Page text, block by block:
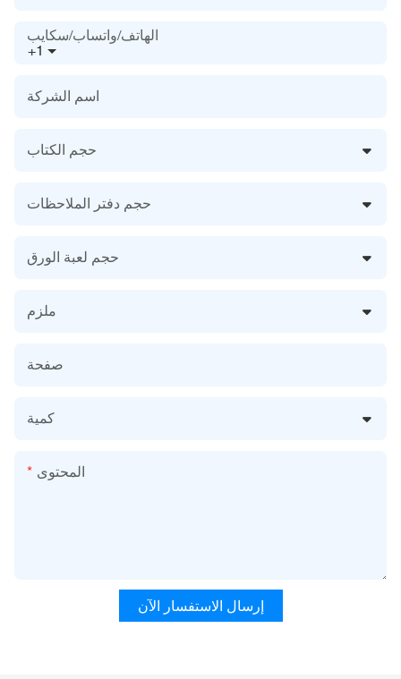
+1
الهاتف/واتساب/سكايب
اسم الشركة
حجم الكتاب
حجم دفتر الملاحظات
حجم لعبة الورق
ملزم
صفحة
كمية
المحتوى
إرسال الاستفسار الآن